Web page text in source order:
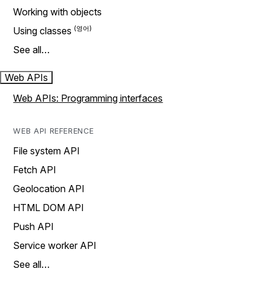
Working with objects
Using classes
See all…
Web APIs
Web APIs: Programming interfaces
WEB API REFERENCE
File system API
Fetch API
Geolocation API
HTML DOM API
Push API
Service worker API
See all…